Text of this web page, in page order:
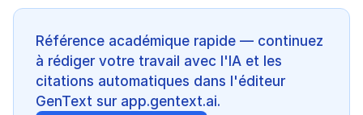
Référence académique rapide — continuez
à rédiger votre travail avec l'IA et les
citations automatiques dans l'éditeur
GenText sur app.gentext.ai.